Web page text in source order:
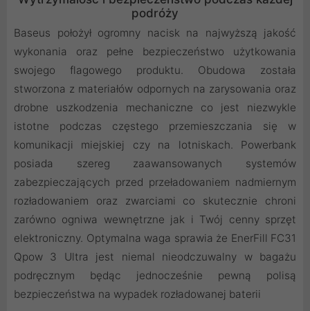
podróży
Baseus położył ogromny nacisk na najwyższą jakość
wykonania oraz pełne bezpieczeństwo użytkowania
swojego flagowego produktu. Obudowa została
stworzona z materiałów odpornych na zarysowania oraz
drobne uszkodzenia mechaniczne co jest niezwykle
istotne podczas częstego przemieszczania się w
komunikacji miejskiej czy na lotniskach. Powerbank
posiada szereg zaawansowanych systemów
zabezpieczających przed przeładowaniem nadmiernym
rozładowaniem oraz zwarciami co skutecznie chroni
zarówno ogniwa wewnętrzne jak i Twój cenny sprzęt
elektroniczny. Optymalna waga sprawia że EnerFill FC31
Qpow 3 Ultra jest niemal nieodczuwalny w bagażu
podręcznym będąc jednocześnie pewną polisą
bezpieczeństwa na wypadek rozładowanej baterii